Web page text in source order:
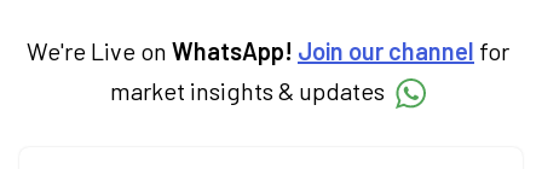
We're Live on WhatsApp! Join our channel for
market insights & updates